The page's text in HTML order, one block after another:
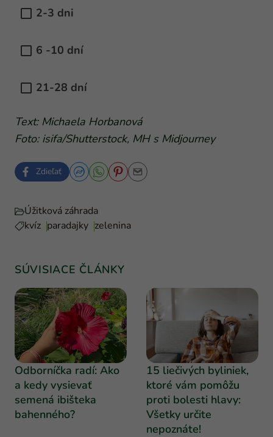
2-3 dni
6 -10 dní
21-28 dní
Text: Michaela Horbanová
Foto: isifa/Shutterstock, MH s Midjourney
Zdieľať
Úžitková záhrada
kvíz paradajky zelenina
SÚVISIACE ČLÁNKY
Odborníčka radí: Ako
a kedy vysievať
semená ibišteka
bahenného?
15 liečivých byliniek,
ktoré vám pomôžu
proti bolesti hlavy:
Všetky určite
nepoznáte!